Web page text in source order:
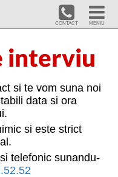
 
interviu
si te vom suna noi
data si ora
si este strict
telefonic sunandu-